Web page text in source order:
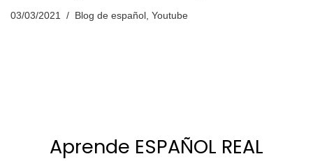
03/03/2021 Blog de español , Youtube
Aprende ESPAÑOL REAL